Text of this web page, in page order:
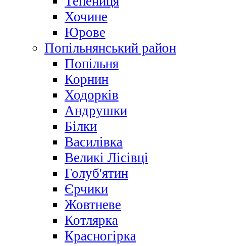
Хочине
Юрове
Попільнянський район
Попільня
Корнин
Ходорків
Андрушки
Білки
Василівка
Великі Лісівці
Голуб'ятин
Єрчики
Жовтневе
Котлярка
Красногірка